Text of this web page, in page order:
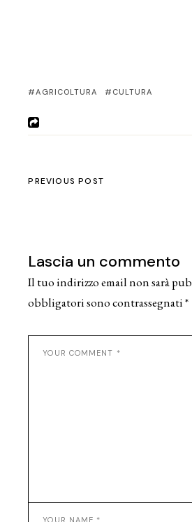
AGRICOLTURA CULTURA
PREVIOUS POST
Lascia un commento
Il tuo indirizzo email non sarà
obbligatori sono contrassegnati*